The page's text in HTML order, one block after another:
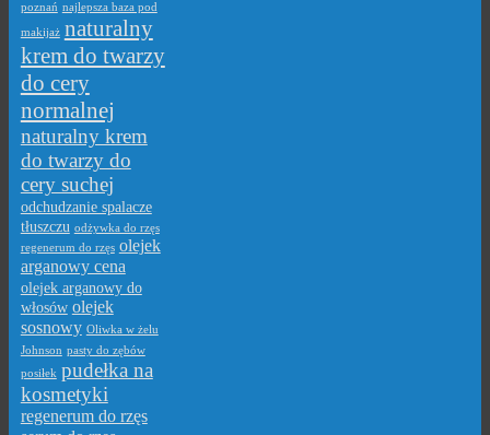
poznań najlepsza baza pod
makijaż naturalny
krem do twarzy
do cery
normalnej
naturalny krem
do twarzy do
cery suchej
odchudzanie spalacze
tłuszczu odżywka do rzęs
regenerum do rzęs olejek
arganowy cena
olejek arganowy do
włosów olejek
sosnowy Oliwka w żelu
Johnson pasty do zębów
posiłek pudełka na
kosmetyki
regenerum do rzęs